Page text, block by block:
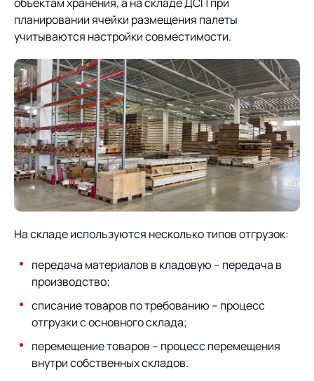
планировании ячейки размещения палеты
учитываются настройки совместимости.
На складе используются несколько типов отгрузок:
передача материалов в кладовую – передача в
производство;
списание товаров по требованию – процесс
отгрузки с основного склада;
перемещение товаров – процесс перемещения
внутри собственных складов.